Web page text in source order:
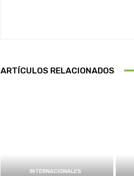
ARTÍCULOS RELACIONADOS
INTERNACIONALES